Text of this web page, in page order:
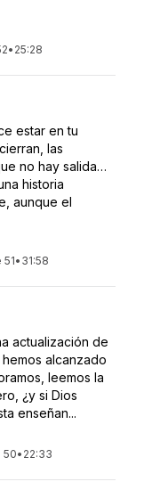
• 25:28
estar en tu
las
no hay salida…
historia
aunque el
• 31:58
actualización de
alcanzado
leemos la
¿y si Dios
enseñan...
50• 22:33